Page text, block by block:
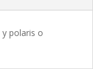
polaris o